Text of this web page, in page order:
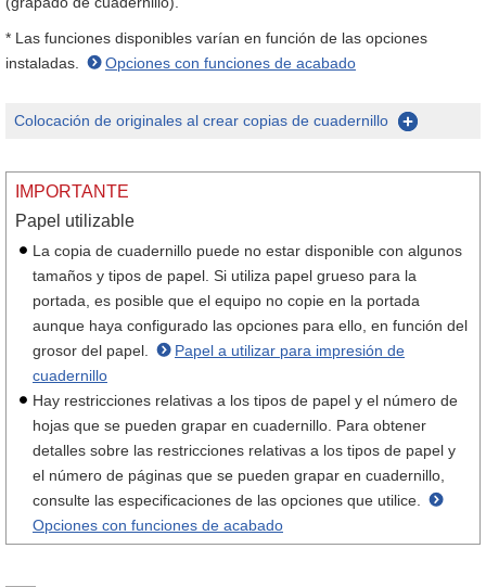
* Las funciones disponibles varían en función de las opciones
instaladas.
Opciones con funciones de acabado
Colocación de originales al crear copias de cuadernillo
IMPORTANTE
Papel utilizable
La copia de cuadernillo puede no estar disponible con algunos
tamaños y tipos de papel. Si utiliza papel grueso para la
portada, es posible que el equipo no copie en la portada
aunque haya configurado las opciones para ello, en función del
grosor del papel.
Papel a utilizar para impresión de
cuadernillo
Hay restricciones relativas a los tipos de papel y el número de
hojas que se pueden grapar en cuadernillo. Para obtener
detalles sobre las restricciones relativas a los tipos de papel y
el número de páginas que se pueden grapar en cuadernillo,
consulte las especificaciones de las opciones que utilice.
Opciones con funciones de acabado